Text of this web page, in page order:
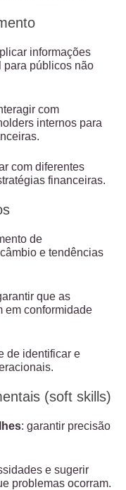
informações
para públicos não
com
internos para
com diferentes
financeiras.
de
e tendências
que as
em conformidade
de identificar e
(soft skills)
: garantir precisão
e sugerir
problemas ocorram.